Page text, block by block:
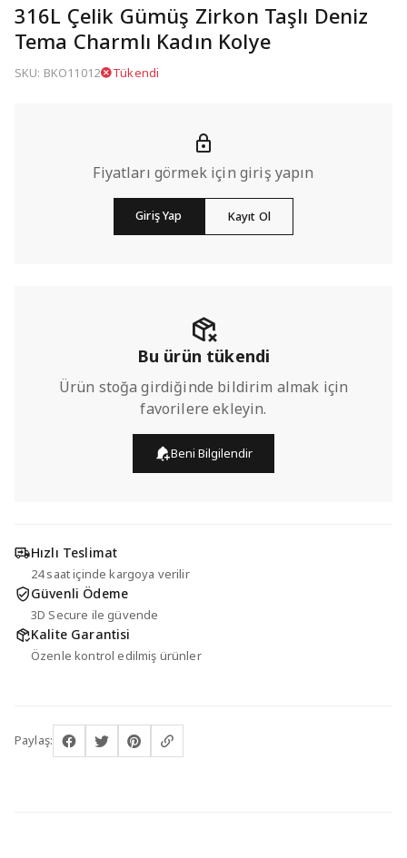
316L Çelik Gümüş Zirkon Taşlı Deniz
Tema Charmlı Kadın Kolye
SKU: BKO11012 Tükendi
Fiyatları görmek için giriş yapın
Giriş Yap Kayıt Ol
Bu ürün tükendi
Ürün stoğa girdiğinde bildirim almak için
favorilere ekleyin.
Beni Bilgilendir
Hızlı Teslimat
24 saat içinde kargoya verilir
Güvenli Ödeme
3D Secure ile güvende
Kalite Garantisi
Özenle kontrol edilmiş ürünler
Paylaş: